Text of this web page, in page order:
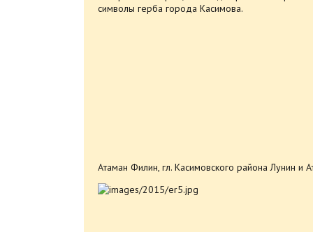
символы герба города Касимова.
Атаман Филин, гл. Касимовского района Лунин и